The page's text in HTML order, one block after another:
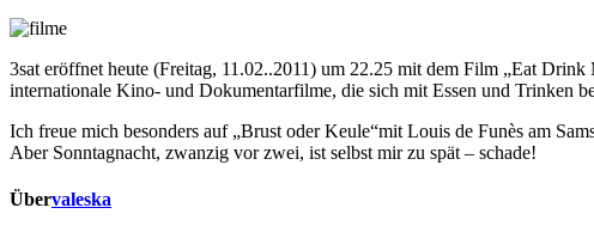
3sat eröffnet heute (Freitag, 11.02..2011) um 22.25 mit dem Film „Eat
internationale Kino- und Dokumentarfilme, die sich mit Essen und Trinken
Ich freue mich besonders auf „Brust oder Keule“mit Louis de Funès am
Aber Sonntagnacht, zwanzig vor zwei, ist selbst mir zu spät – schade!
Übervaleska